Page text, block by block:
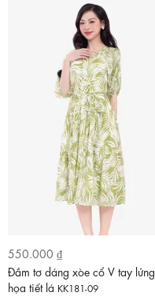
550.000 ₫
Đầm tơ dáng xòe cổ V tay lửng
họa tiết lá KK181-09